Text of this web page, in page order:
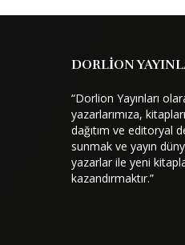
DORLİON
“Dorlion Yayınları
yazarlarımıza,
dağıtım ve editoryal
sunmak ve yayın
yazarlar ile yeni
kazandırmaktır.”